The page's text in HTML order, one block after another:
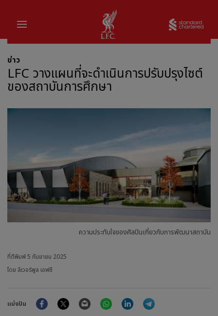
บ้าน
ข่าว
LFC วางแผนที่จะดำเนินการปรับปรุงไซต์
ของสถาบันการศึกษา
ความประทับใจของศิลปินเกี่ยวกับการพัฒนาสถาบัน
ที่ตีพิมพ์5 กันยายน 2025
โดย ลิเวอร์พูล เอฟซี
แบ่งปัน
FacebookTwitter Email WhatsAppLinkedIn